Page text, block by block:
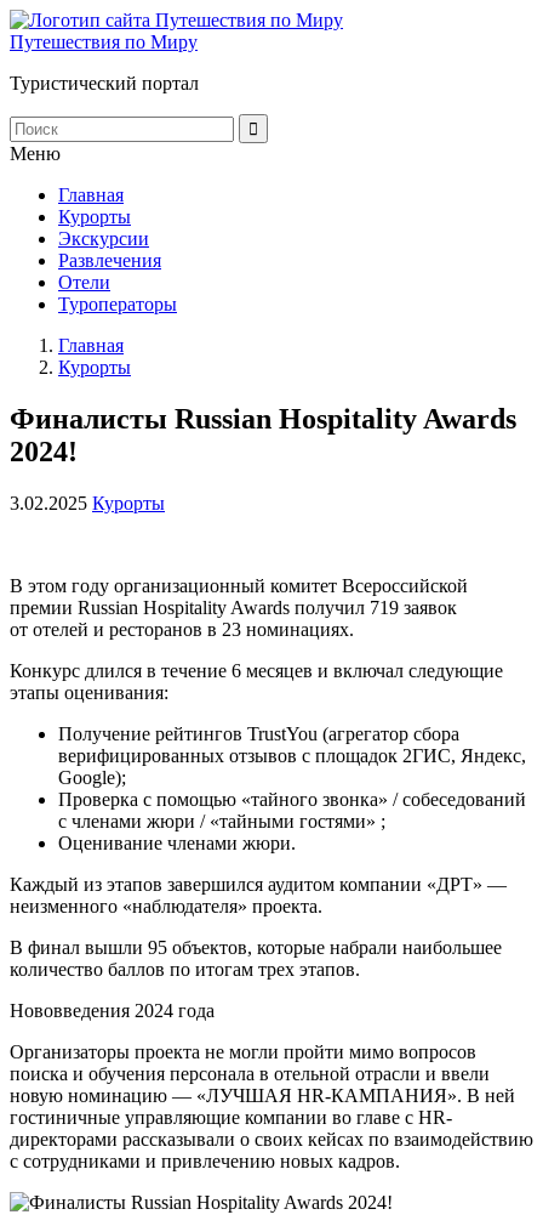
Путешествия по Миру
Туристический портал
Меню
Главная
Курорты
Экскурсии
Развлечения
Отели
Туроператоры
Главная
Курорты
Финалисты Russian Hospitality Awards
2024!
3.02.2025 Курорты
В этом году организационный комитет Всероссийской
премии Russian Hospitality Awards получил 719 заявок
от отелей и ресторанов в 23 номинациях.
Конкурс длился в течение 6 месяцев и включал следующие
этапы оценивания:
Получение рейтингов TrustYou (агрегатор сбора
верифицированных отзывов с площадок 2ГИС, Яндекс,
Google);
Проверка с помощью «тайного звонка» / собеседований
с членами жюри / «тайными гостями» ;
Оценивание членами жюри.
Каждый из этапов завершился аудитом компании «ДРТ» —
неизменного «наблюдателя» проекта.
В финал вышли 95 объектов, которые набрали наибольшее
количество баллов по итогам трех этапов.
Нововведения 2024 года
Организаторы проекта не могли пройти мимо вопросов
поиска и обучения персонала в отельной отрасли и ввели
новую номинацию — «ЛУЧШАЯ HR-КАМПАНИЯ». В ней
гостиничные управляющие компании во главе с HR-
директорами рассказывали о своих кейсах по взаимодействию
с сотрудниками и привлечению новых кадров.